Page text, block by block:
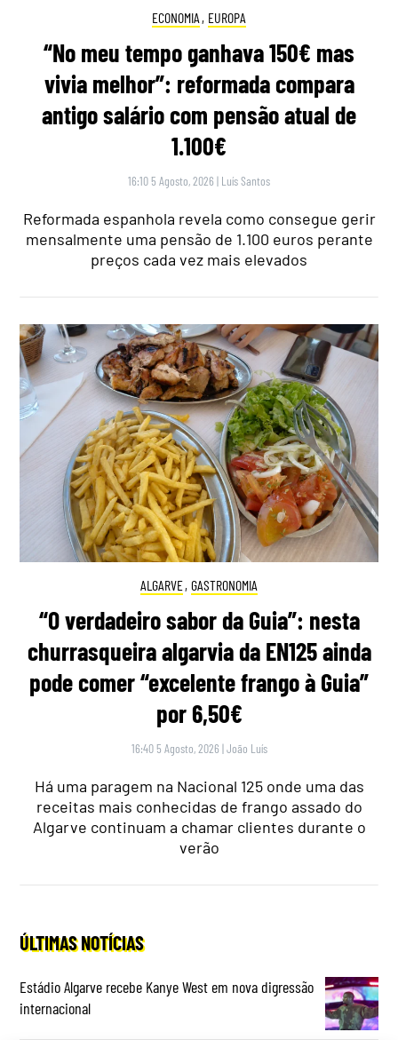
ECONOMIA , EUROPA
“No meu tempo ganhava 150€ mas
vivia melhor”: reformada compara
antigo salário com pensão atual de
1.100€
16:10 5 Agosto, 2026 | Luís Santos
Reformada espanhola revela como consegue gerir
mensalmente uma pensão de 1.100 euros perante
preços cada vez mais elevados
ALGARVE, GASTRONOMIA
“O verdadeiro sabor da Guia”: nesta
churrasqueira algarvia da EN125 ainda
pode comer “excelente frango à Guia”
por 6,50€
16:40 5 Agosto, 2026 |João Luís
Há uma paragem na Nacional 125 onde uma das
receitas mais conhecidas de frango assado do
Algarve continuam a chamar clientes durante o
verão
ÚLTIMAS NOTÍCIAS
Estádio Algarve recebe Kanye West em nova digressão
internacional